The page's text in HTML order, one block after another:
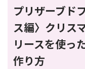
プリザーブド
ス編〉クリス
リースを使っ
作り方